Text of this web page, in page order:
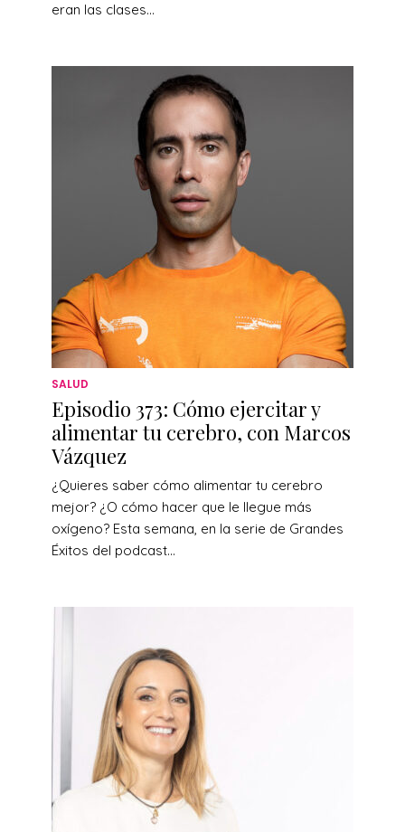
eran las clases...
SALUD
Episodio 373: Cómo ejercitar y
alimentar tu cerebro, con Marcos
Vázquez
¿Quieres saber cómo alimentar tu cerebro
mejor? ¿O cómo hacer que le llegue más
oxígeno? Esta semana, en la serie de Grandes
Éxitos del podcast...